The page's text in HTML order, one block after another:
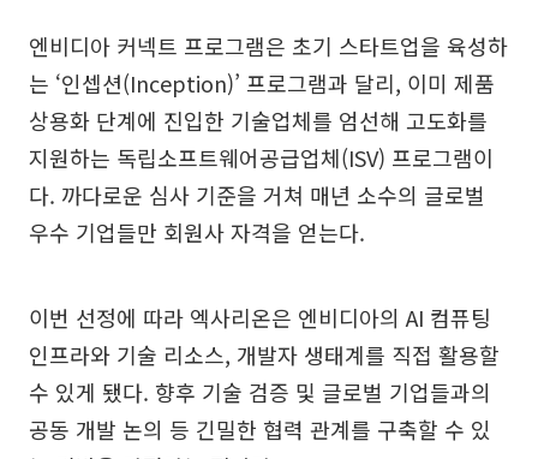
엔비디아 커넥트 프로그램은 초기 스타트업을 육성하
는 ‘인셉션(Inception)’ 프로그램과 달리, 이미 제품
상용화 단계에 진입한 기술업체를 엄선해 고도화를
지원하는 독립소프트웨어공급업체(ISV) 프로그램이
다. 까다로운 심사 기준을 거쳐 매년 소수의 글로벌
우수 기업들만 회원사 자격을 얻는다.
이번 선정에 따라 엑사리온은 엔비디아의 AI 컴퓨팅
인프라와 기술 리소스, 개발자 생태계를 직접 활용할
수 있게 됐다. 향후 기술 검증 및 글로벌 기업들과의
공동 개발 논의 등 긴밀한 협력 관계를 구축할 수 있